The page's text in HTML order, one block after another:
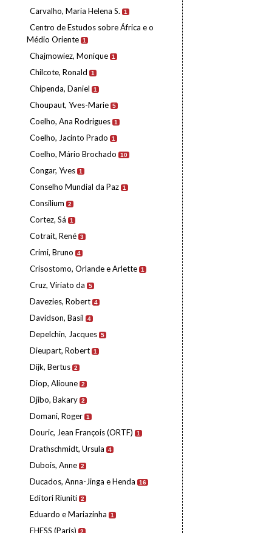
Carvalho, Maria Helena S. 1
Centro de Estudos sobre África e o
Médio Oriente 1
Chajmowiez, Monique 1
Chilcote, Ronald 1
Chipenda, Daniel 1
Choupaut, Yves-Marie 5
Coelho, Ana Rodrigues 1
Coelho, Jacinto Prado 1
Coelho, Mário Brochado 10
Congar, Yves 1
Conselho Mundial da Paz 1
Consilium 2
Cortez, Sá 1
Cotrait, René 3
Crimi, Bruno 4
Crisostomo, Orlande e Arlette 1
Cruz, Viriato da 5
Davezies, Robert 4
Davidson, Basil 4
Depelchin, Jacques 5
Dieupart, Robert 1
Dijk, Bertus 2
Diop, Alioune 2
Djibo, Bakary 2
Domani, Roger 1
Douric, Jean François (ORTF) 1
Drathschmidt, Ursula 4
Dubois, Anne 2
Ducados, Anna-Jinga e Henda 16
Editori Riuniti 2
Eduardo e Mariazinha 1
EHESS (Paris) 2